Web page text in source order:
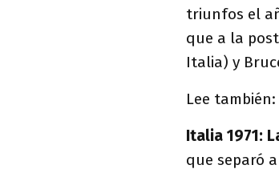
triunfos el
que a la
Italia) y
Lee también:
Italia 1971:
que separó